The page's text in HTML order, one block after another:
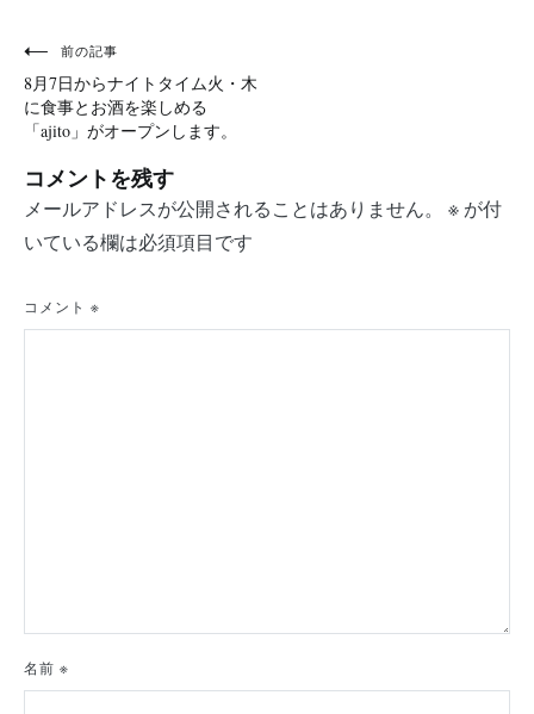
投
稿
ナ
ビ
ゲ
シ
前の記事
8月7日からナイトタイム火・木
に食事とお酒を楽しめる
「ajito」がオープンします。
コメントを残す
メールアドレスが公開されることはありません。 ※ が付
いている欄は必須項目です
コメント ※
名前 ※